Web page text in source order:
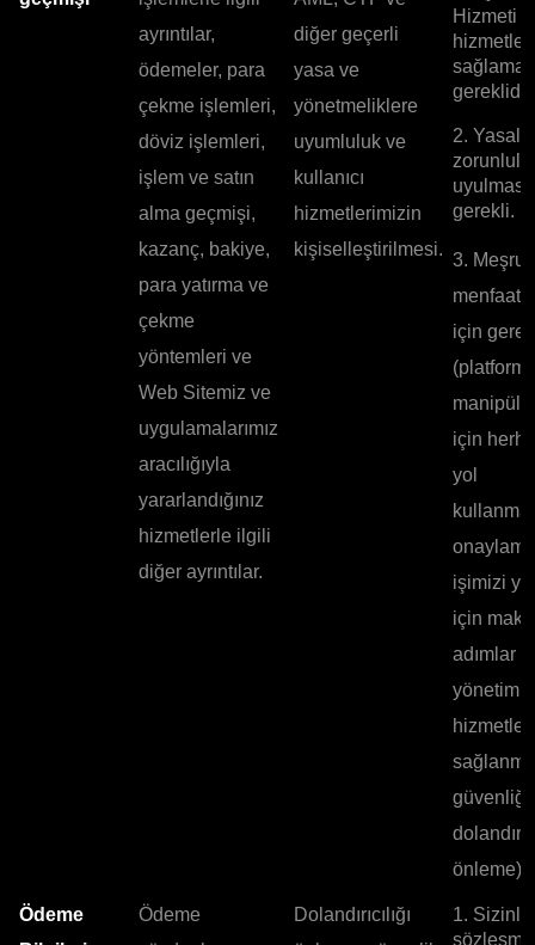
ayrıntılar,
ödemeler, para
çekme işlemleri,
döviz işlemleri,
işlem ve satın
alma geçmişi,
kazanç, bakiye,
para yatırma ve
çekme
yöntemleri ve
Web Sitemiz ve
uygulamalarımız
aracılığıyla
yararlandığınız
hizmetlerle ilgili
diğer ayrıntılar.
diğer geçerli
yasa ve
yönetmeliklere
uyumluluk ve
kullanıcı
hizmetlerimizin
kişiselleştirilmesi.
Hizmeti
hizmetler
gereklidir.
2. Yasal
gerekli.
3. Meşru
için
manipüle
için
yol
işimizi
için
adımlar
yönetim
güvenliği,
önleme).
Ödeme
Ödeme
Dolandırıcılığı
1.